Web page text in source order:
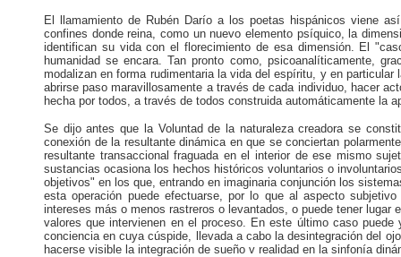
El llamamiento de Rubén Darío a los poetas hispánicos viene
confines donde reina, como un nuevo elemento psíquico, la
identifican su vida con el florecimiento de esa dimensión. El
humanidad se encara. Tan pronto como, psicoanalíticamente,
modalizan en forma rudimentaria la vida del espíritu, y en
abrirse paso maravillosamente a través de cada individuo, hacer
hecha por todos, a través de todos construida automáticamente la
Se dijo antes que la Voluntad de la naturaleza creadora se
conexión de la resultante dinámica en que se conciertan
resultante transaccional fraguada en el interior de ese mismo
sustancias ocasiona los hechos históricos voluntarios o
objetivos" en los que, entrando en imaginaria conjunción los
esta operación puede efectuarse, por lo que al aspecto
intereses más o menos rastreros o levantados, o puede tener
valores que intervienen en el proceso. En este último caso
conciencia en cuya cúspide, llevada a cabo la desintegración del
hacerse visible la integración de sueño v realidad en la sinfonía